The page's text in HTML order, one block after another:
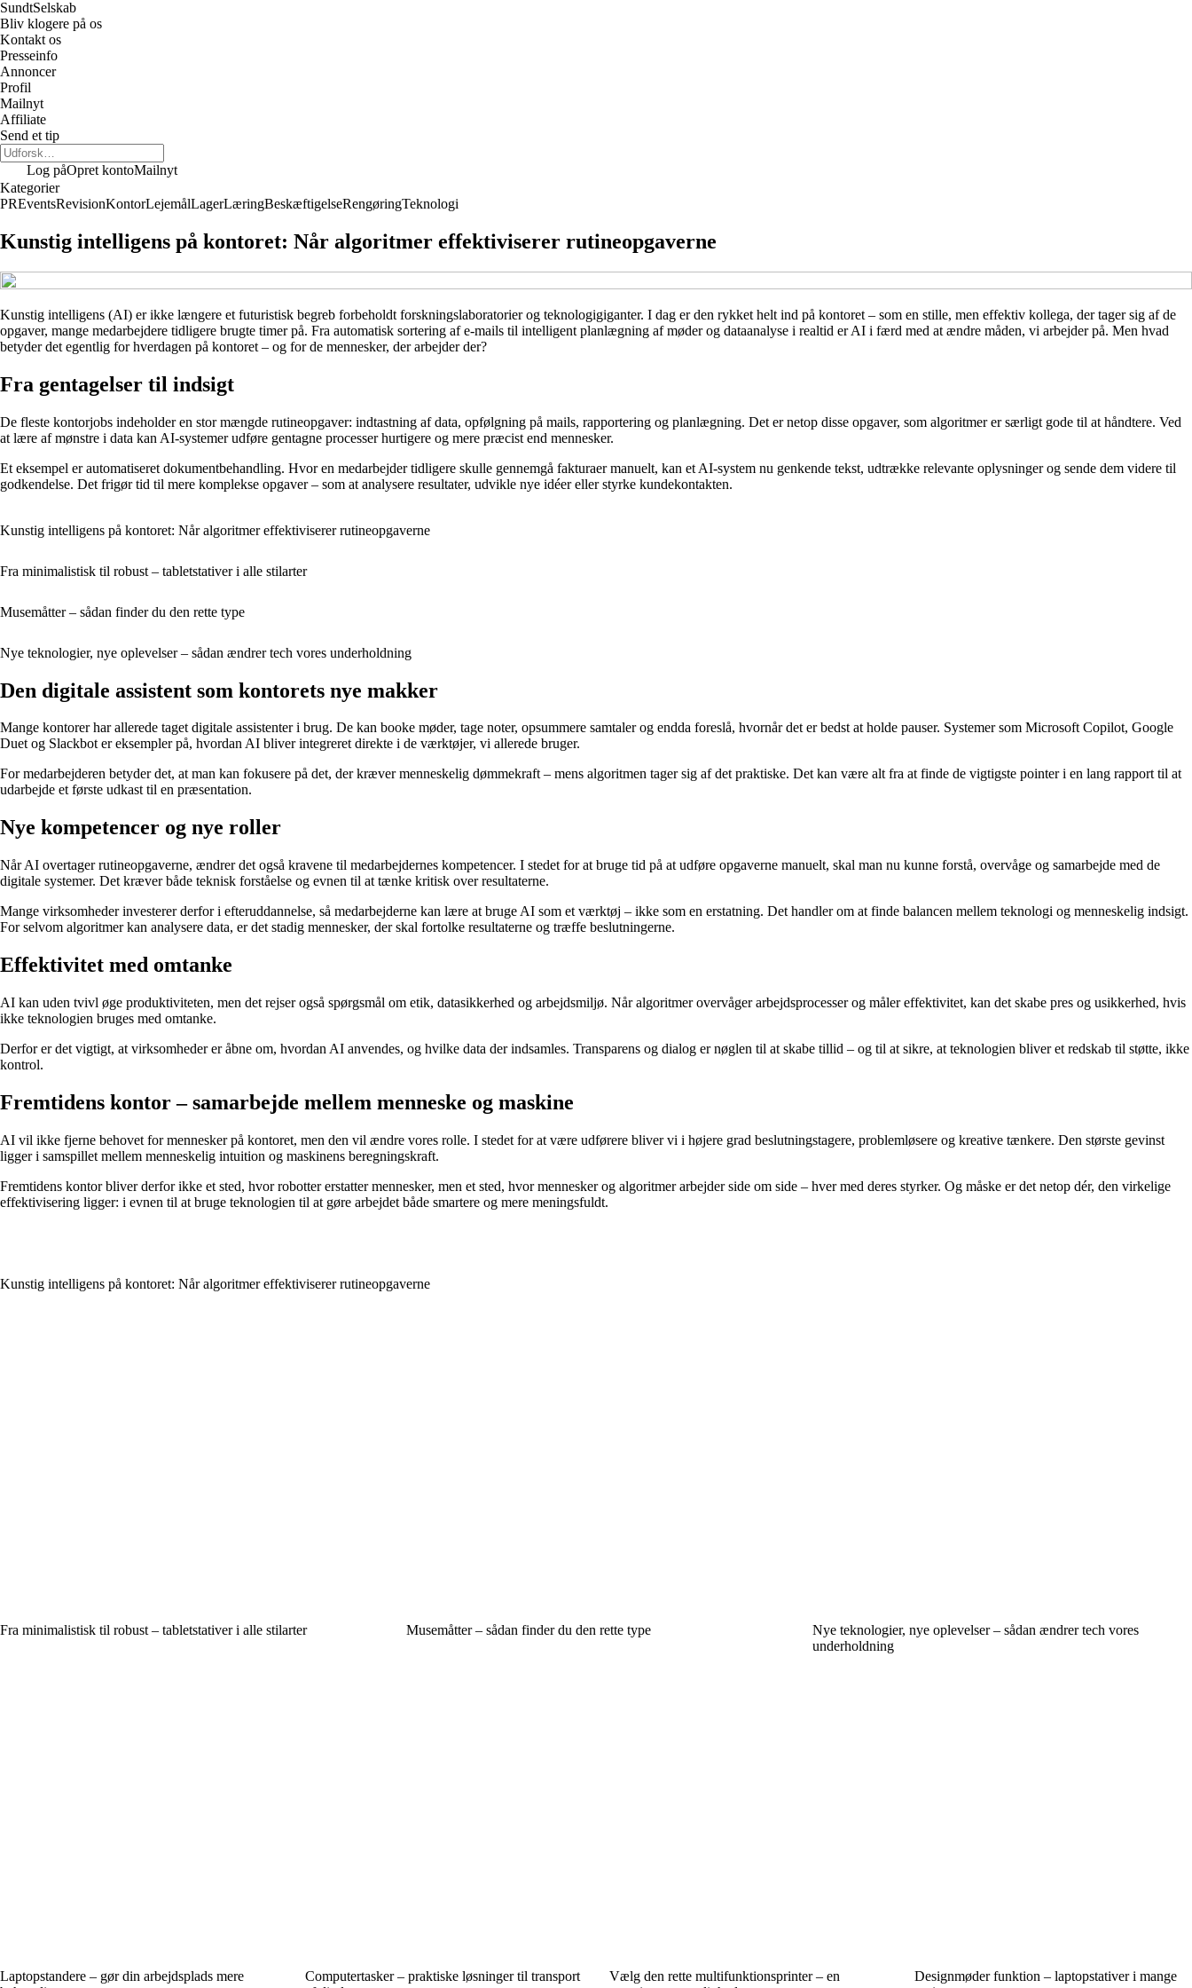
SundtSelskab
Bliv klogere på os
Kontakt os
Presseinfo
Annoncer
Profil
Mailnyt
Affiliate
Send et tip
Log påOpret kontoMailnyt
Kategorier
PREventsRevisionKontorLejemålLagerLæringBeskæftigelseRengøringTeknologi
Kunstig intelligens på kontoret: Når algoritmer effektiviserer rutineopgaverne
Kunstig intelligens (AI) er ikke længere et futuristisk begreb forbeholdt forskningslaboratorier og teknologigiganter. I dag er den rykket helt ind på kontoret – som en stille, men effektiv kollega, der tager sig af de
opgaver, mange medarbejdere tidligere brugte timer på. Fra automatisk sortering af e-mails til intelligent planlægning af møder og dataanalyse i realtid er AI i færd med at ændre måden, vi arbejder på. Men hvad
betyder det egentlig for hverdagen på kontoret – og for de mennesker, der arbejder der?
Fra gentagelser til indsigt
De fleste kontorjobs indeholder en stor mængde rutineopgaver: indtastning af data, opfølgning på mails, rapportering og planlægning. Det er netop disse opgaver, som algoritmer er særligt gode til at håndtere. Ved
at lære af mønstre i data kan AI-systemer udføre gentagne processer hurtigere og mere præcist end mennesker.
Et eksempel er automatiseret dokumentbehandling. Hvor en medarbejder tidligere skulle gennemgå fakturaer manuelt, kan et AI-system nu genkende tekst, udtrække relevante oplysninger og sende dem videre til
godkendelse. Det frigør tid til mere komplekse opgaver – som at analysere resultater, udvikle nye idéer eller styrke kundekontakten.
Kunstig intelligens på kontoret: Når algoritmer effektiviserer rutineopgaverne
Fra minimalistisk til robust – tabletstativer i alle stilarter
Musemåtter – sådan finder du den rette type
Nye teknologier, nye oplevelser – sådan ændrer tech vores underholdning
Den digitale assistent som kontorets nye makker
Mange kontorer har allerede taget digitale assistenter i brug. De kan booke møder, tage noter, opsummere samtaler og endda foreslå, hvornår det er bedst at holde pauser. Systemer som Microsoft Copilot, Google
Duet og Slackbot er eksempler på, hvordan AI bliver integreret direkte i de værktøjer, vi allerede bruger.
For medarbejderen betyder det, at man kan fokusere på det, der kræver menneskelig dømmekraft – mens algoritmen tager sig af det praktiske. Det kan være alt fra at finde de vigtigste pointer i en lang rapport til at
udarbejde et første udkast til en præsentation.
Nye kompetencer og nye roller
Når AI overtager rutineopgaverne, ændrer det også kravene til medarbejdernes kompetencer. I stedet for at bruge tid på at udføre opgaverne manuelt, skal man nu kunne forstå, overvåge og samarbejde med de
digitale systemer. Det kræver både teknisk forståelse og evnen til at tænke kritisk over resultaterne.
Mange virksomheder investerer derfor i efteruddannelse, så medarbejderne kan lære at bruge AI som et værktøj – ikke som en erstatning. Det handler om at finde balancen mellem teknologi og menneskelig indsigt.
For selvom algoritmer kan analysere data, er det stadig mennesker, der skal fortolke resultaterne og træffe beslutningerne.
Effektivitet med omtanke
AI kan uden tvivl øge produktiviteten, men det rejser også spørgsmål om etik, datasikkerhed og arbejdsmiljø. Når algoritmer overvåger arbejdsprocesser og måler effektivitet, kan det skabe pres og usikkerhed, hvis
ikke teknologien bruges med omtanke.
Derfor er det vigtigt, at virksomheder er åbne om, hvordan AI anvendes, og hvilke data der indsamles. Transparens og dialog er nøglen til at skabe tillid – og til at sikre, at teknologien bliver et redskab til støtte, ikke
kontrol.
Fremtidens kontor – samarbejde mellem menneske og maskine
AI vil ikke fjerne behovet for mennesker på kontoret, men den vil ændre vores rolle. I stedet for at være udførere bliver vi i højere grad beslutningstagere, problemløsere og kreative tænkere. Den største gevinst
ligger i samspillet mellem menneskelig intuition og maskinens beregningskraft.
Fremtidens kontor bliver derfor ikke et sted, hvor robotter erstatter mennesker, men et sted, hvor mennesker og algoritmer arbejder side om side – hver med deres styrker. Og måske er det netop dér, den virkelige
effektivisering ligger: i evnen til at bruge teknologien til at gøre arbejdet både smartere og mere meningsfuldt.
Kunstig intelligens på kontoret: Når algoritmer effektiviserer rutineopgaverne
Fra minimalistisk til robust – tabletstativer i alle stilarter Musemåtter – sådan finder du den rette type
Nye teknologier, nye oplevelser – sådan ændrer tech vores
underholdning
Laptopstandere – gør din arbejdsplads mere
Computertasker – praktiske løsninger til transport
Vælg den rette multifunktionsprinter – en
Designmøder funktion – laptopstativer i mange